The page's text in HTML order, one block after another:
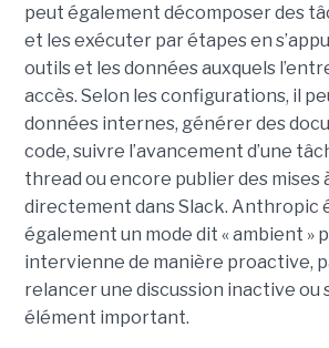
peut également décomposer des
et les exécuter par étapes en
outils et les données auxquels
accès. Selon les configurations, il
données internes, générer des
code, suivre l’avancement d’une
thread ou encore publier des mises
directement dans Slack. Anthropic
également un mode dit « ambient »
intervienne de manière proactive,
relancer une discussion inactive ou
élément important.